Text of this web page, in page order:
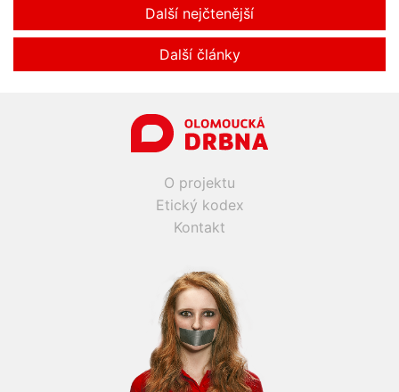
Další nejčtenější
Další články
O projektu
Etický kodex
Kontakt